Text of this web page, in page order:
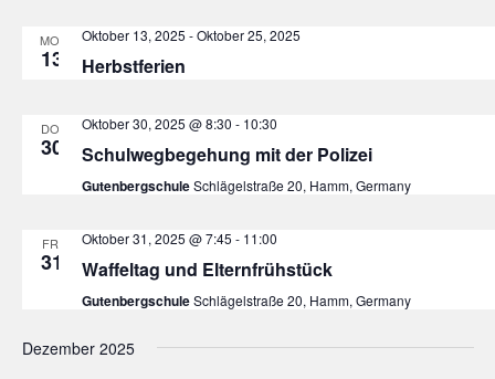
MO.
13
Oktober 13, 2025 -Oktober 25, 2025
Herbstferien
DO.
30
Oktober 30, 2025 @ 8:30 - 10:30
Schulwegbegehung mit der Polizei
GutenbergschuleSchlägelstraße 20, Hamm, Germany
FR.
31
Oktober 31, 2025 @ 7:45 - 11:00
Waffeltag und Elternfrühstück
GutenbergschuleSchlägelstraße 20, Hamm, Germany
Dezember 2025